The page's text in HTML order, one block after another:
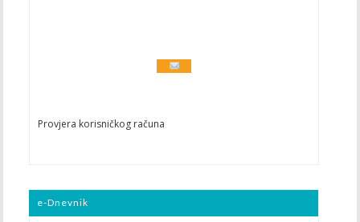
Provjera korisničkog računa
e-Dnevnik